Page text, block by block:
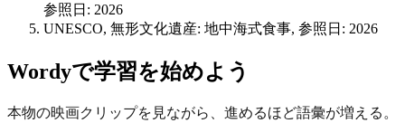
参照日: 2026
UNESCO, 無形文化遺産: 地中海式食事, 参照日: 2026
Wordyで学習を始めよう
本物の映画クリップを見ながら、進めるほど語彙が増える。